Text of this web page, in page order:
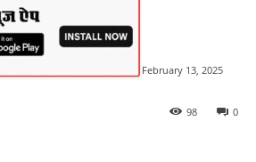
February 13, 2025
0
98